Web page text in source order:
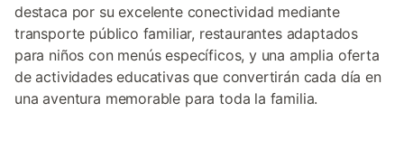
destaca por su excelente conectividad mediante
transporte público familiar, restaurantes adaptados
para niños con menús específicos, y una amplia oferta
de actividades educativas que convertirán cada día en
una aventura memorable para toda la familia.